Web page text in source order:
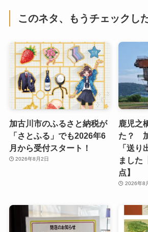
このネタ、もうチェックし
加古川市のふるさと納税が
「さとふる」でも2026年6
月から受付スタート！
2026年8月2日
鹿児之
た？
「送り
ました
点】
2026年8